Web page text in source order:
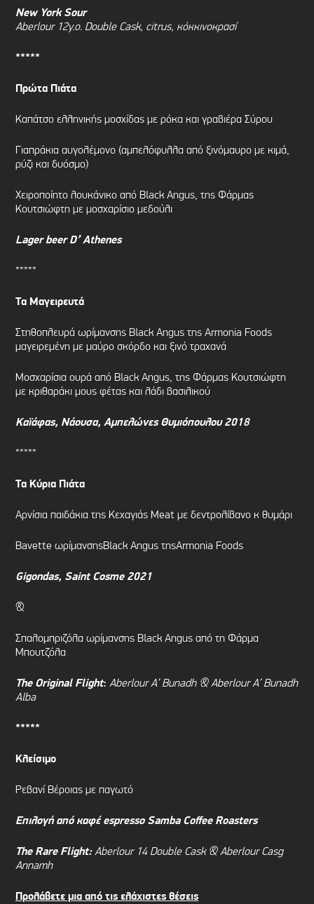
New York Sour
Aberlour 12y.o. Double Cask, citrus, κόκκινοκρασί
*****
Πρώτα Πιάτα
Καπάτσο ελληνικής μοσχίδας με ρόκα και γραβιέρα Σύρου
Γιαπράκια αυγολέμονο (αμπελόφυλλα από ξινόμαυρο με κιμά,
ρύζι και δυόσμο)
Χειροποίητο λουκάνικο από Black Angus, της Φάρμας
Κουτσιώφτη με μοσχαρίσιο μεδούλι
Lager beer D’ Athenes
*****
Τα Μαγειρευτά
Στηθοπλευρά ωρίμανσης Black Angus της Armonia Foods
μαγειρεμένη με μαύρο σκόρδο και ξινό τραχανά
Μοσχαρίσια ουρά από Black Angus, της Φάρμας Κουτσιώφτη
με κριθαράκι μους φέτας και λάδι βασιλικού
Καϊάφας, Νάουσα, Αμπελώνες Θυμιόπουλου 2018
*****
Τα Κύρια Πιάτα
Αρνίσια παιδάκια της Κεχαγιάς Meat με δεντρολίβανο κ θυμάρι
Bavette ωρίμανσηςBlack Angus τηςArmonia Foods
Gigondas, Saint Cosme 2021
&
Σπαλομπριζόλα ωρίμανσης Black Angus από τη Φάρμα
Μπουτζόλα
The Original Flight: Aberlour A’ Bunadh & Aberlour A’ Bunadh
Alba
*****
Κλείσιμο
Ρεβανί Βέροιας με παγωτό
Επιλογή από καφέ espressoSamba Coffee Roasters
Τhe Rare Flight: Aberlour 14 Double Cask & Aberlour Casg
Annamh
Προλάβετε μια από τις ελάχιστες θέσεις